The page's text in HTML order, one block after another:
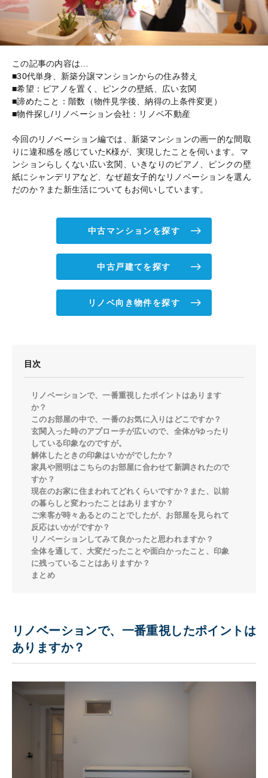
この記事の内容は…
■30代単身、新築分譲マンションからの住み替え
■希望：ピアノを置く、ピンクの壁紙、広い玄関
■諦めたこと：階数（物件見学後、納得の上条件変更）
■物件探し/リノベーション会社：リノベ不動産
今回のリノベーション編では、新築マンションの画一的な間取
りに違和感を感じていたK様が、実現したことを伺います。マ
ンションらしくない広い玄関、いきなりのピアノ、ピンクの壁
紙にシャンデリアなど、なぜ超女子的なリノベーションを選ん
だのか？また新生活についてもお伺いしています。
中古マンションを探す
中古戸建てを探す
リノベ向き物件を探す
目次
リノベーションで、一番重視したポイントはあります
か？
このお部屋の中で、一番のお気に入りはどこですか？
玄関入った時のアプローチが広いので、全体がゆったり
している印象なのですが。
解体したときの印象はいかがでしたか？
家具や照明はこちらのお部屋に合わせて新調されたので
すか？
現在のお家に住まわれてどれくらいですか？また、以前
の暮らしと変わったことはありますか？
ご来客が時々あるとのことでしたが、お部屋を見られて
反応はいかがですか？
リノベーションしてみて良かったと思われますか？
全体を通して、大変だったことや面白かったこと、印象
に残っていることはありますか？
まとめ
リノベーションで、一番重視したポイントは
ありますか？